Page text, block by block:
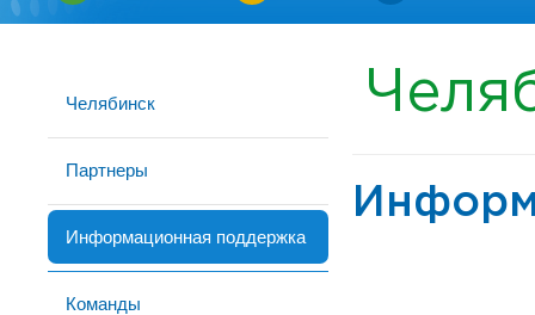
Челябинск
Партнеры
Информационная поддержка
Команды